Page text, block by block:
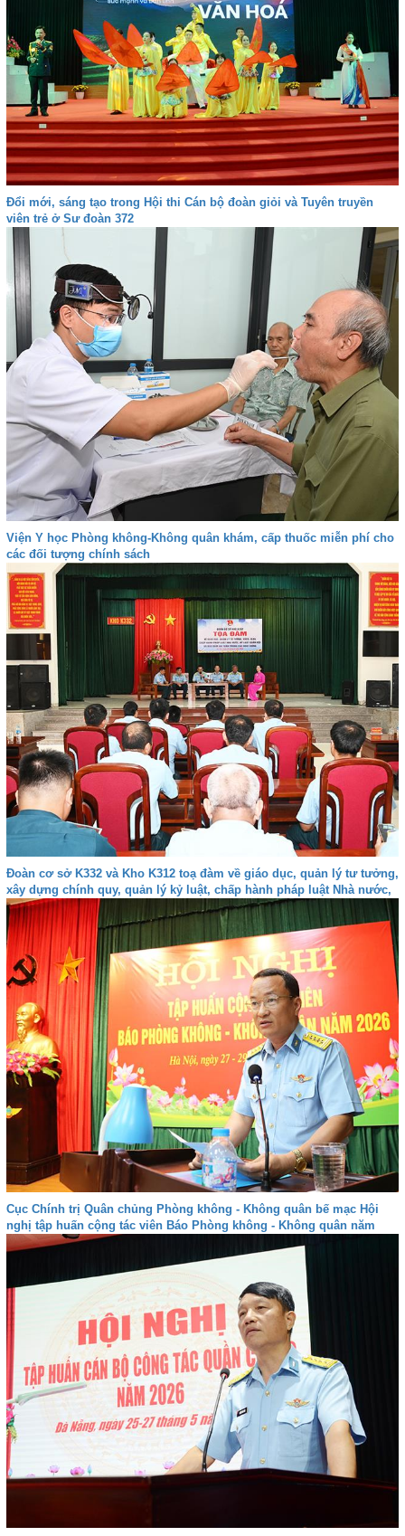
Đổi mới, sáng tạo trong Hội thi Cán bộ đoàn giỏi và Tuyên truyền
viên trẻ ở Sư đoàn 372
Viện Y học Phòng không-Không quân khám, cấp thuốc miễn phí cho
các đối tượng chính sách
Đoàn cơ sở K332 và Kho K312 toạ đàm về giáo dục, quản lý tư tưởng,
xây dựng chính quy, quản lý kỷ luật, chấp hành pháp luật Nhà nước,
kỷ luật Quân đội và bảo đảm an toàn trong các hoạt động
Cục Chính trị Quân chủng Phòng không - Không quân bế mạc Hội
nghị tập huấn cộng tác viên Báo Phòng không - Không quân năm
2026